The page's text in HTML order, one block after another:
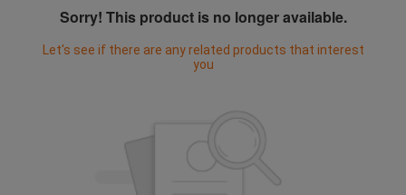
Sorry! This product is no longer available.
Let's see if there are any related products that interest
you